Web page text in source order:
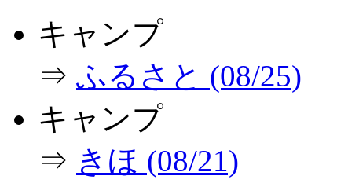
キャンプ
⇒ ふるさと (08/25)
キャンプ
⇒ きほ (08/21)